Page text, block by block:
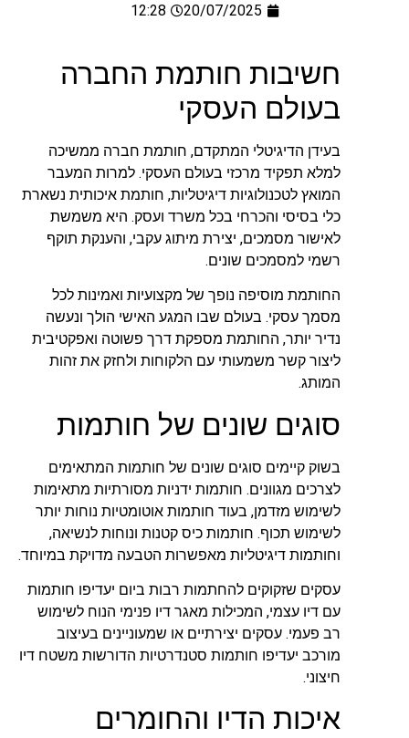
20/07/2025
12:28
חשיבות חותמת החברה
בעולם העסקי
בעידן הדיגיטלי המתקדם, חותמת חברה ממשיכה
למלא תפקיד מרכזי בעולם העסקי. למרות המעבר
המואץ לטכנולוגיות דיגיטליות, חותמת איכותית נשארת
כלי בסיסי והכרחי בכל משרד ועסק. היא משמשת
לאישור מסמכים, יצירת מיתוג עקבי, והענקת תוקף
רשמי למסמכים שונים.
החותמת מוסיפה נופך של מקצועיות ואמינות לכל
מסמך עסקי. בעולם שבו המגע האישי הולך ונעשה
נדיר יותר, החותמת מספקת דרך פשוטה ואפקטיבית
ליצור קשר משמעותי עם הלקוחות ולחזק את זהות
המותג.
סוגים שונים של חותמות
בשוק קיימים סוגים שונים של חותמות המתאימים
לצרכים מגוונים. חותמות ידניות מסורתיות מתאימות
לשימוש מזדמן, בעוד חותמות אוטומטיות נוחות יותר
לשימוש תכוף. חותמות כיס קטנות ונוחות לנשיאה,
וחותמות דיגיטליות מאפשרות הטבעה מדויקת במיוחד.
עסקים שזקוקים להחתמות רבות ביום יעדיפו חותמות
עם דיו עצמי, המכילות מאגר דיו פנימי הנוח לשימוש
רב פעמי. עסקים יצירתיים או שמעוניינים בעיצוב
מורכב יעדיפו חותמות סטנדרטיות הדורשות משטח דיו
חיצוני.
איכות הדיו והחומרים